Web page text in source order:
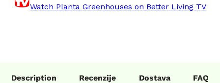
Watch Planta Greenhouses on Better Living TV
Description Recenzije Dostava FAQ